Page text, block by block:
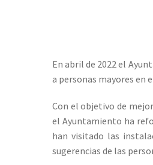
En abril de 2022 el
a personas mayores en
Con el objetivo de
el Ayuntamiento ha
han visitado las
sugerencias de las